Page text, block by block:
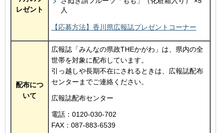
レゼント
人
【応募方法】香川県広報誌プレゼントコーナー
配布につ
いて
広報誌「みんなの県政THEかがわ」は、県内の全
世帯を対象に配布しています。
引っ越しや長期不在にされるときは、広報誌配布
センターまでご連絡ください。
広報誌配布センター
電話：0120-030-702
FAX：087-883-6539